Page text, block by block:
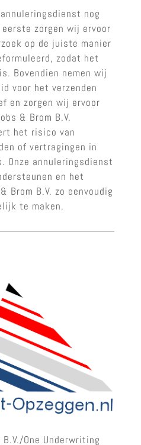
nog
zorgen wij ervoor
op de juiste manier
zodat het
Bovendien nemen wij
voor het verzenden
en zorgen wij ervoor
& Brom B.V.
het risico van
of vertragingen in
Onze annuleringsdienst
en het
Brom B.V. zo eenvoudig
te maken.
One Underwriting